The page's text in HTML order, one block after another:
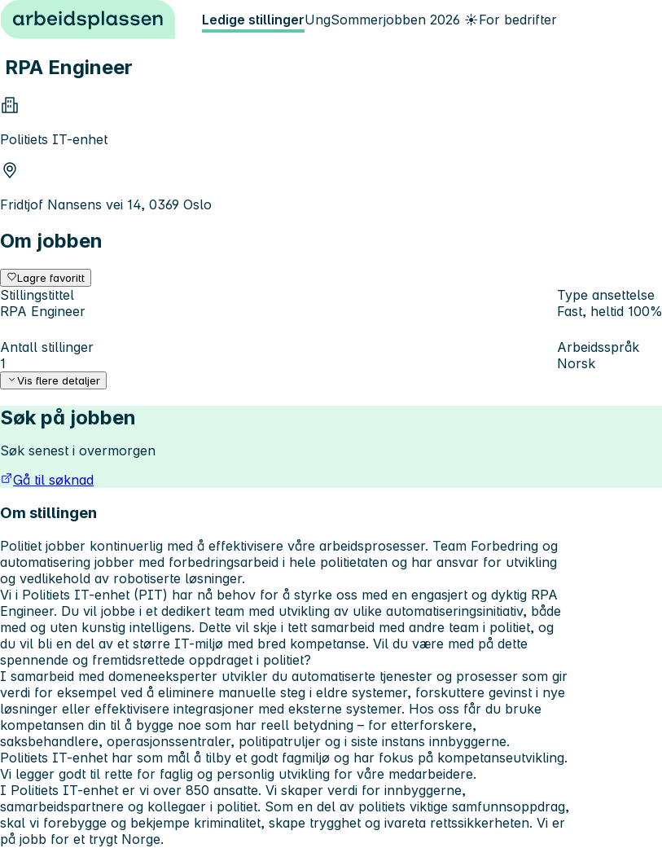
Hopp til innhold Ledige stillingerUngSommerjobben 2026 ☀️For bedrifter
RPA Engineer
Politiets IT-enhet
Fridtjof Nansens vei 14, 0369 Oslo
Om jobben
Lagre favoritt
Stillingstittel
RPA Engineer
Type ansettelse
Fast, heltid 100%
Antall stillinger
1
Arbeidsspråk
Norsk
Vis flere detaljer
Søk på jobben
Søk senest i overmorgen
Gå til søknad
Om stillingen
Politiet jobber kontinuerlig med å effektivisere våre arbeidsprosesser. Team Forbedring og
automatisering jobber med forbedringsarbeid i hele politietaten og har ansvar for utvikling
og vedlikehold av robotiserte løsninger.
Vi i Politiets IT-enhet (PIT) har nå behov for å styrke oss med en engasjert og dyktig RPA
Engineer. Du vil jobbe i et dedikert team med utvikling av ulike automatiseringsinitiativ, både
med og uten kunstig intelligens. Dette vil skje i tett samarbeid med andre team i politiet, og
du vil bli en del av et større IT-miljø med bred kompetanse. Vil du være med på dette
spennende og fremtidsrettede oppdraget i politiet?
I samarbeid med domeneeksperter utvikler du automatiserte tjenester og prosesser som gir
verdi for eksempel ved å eliminere manuelle steg i eldre systemer, forskuttere gevinst i nye
løsninger eller effektivisere integrasjoner med eksterne systemer. Hos oss får du bruke
kompetansen din til å bygge noe som har reell betydning – for etterforskere,
saksbehandlere, operasjonssentraler, politipatruljer og i siste instans innbyggerne.
Politiets IT-enhet har som mål å tilby et godt fagmiljø og har fokus på kompetanseutvikling.
Vi legger godt til rette for faglig og personlig utvikling for våre medarbeidere.
I Politiets IT-enhet er vi over 850 ansatte. Vi skaper verdi for innbyggerne,
samarbeidspartnere og kollegaer i politiet. Som en del av politiets viktige samfunnsoppdrag,
skal vi forebygge og bekjempe kriminalitet, skape trygghet og ivareta rettssikkerheten. Vi er
på jobb for et trygt Norge.